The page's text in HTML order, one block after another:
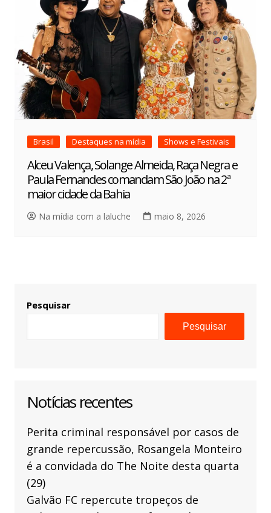
Brasil Destaques na mídia Shows e Festivais
Alceu Valença, Solange Almeida, Raça Negra e
Paula Fernandes comandam São João na 2ª
maior cidade da Bahia
Na mídia com a laluche maio 8, 2026
Pesquisar
Pesquisar
Notícias recentes
Perita criminal responsável por casos de
grande repercussão, Rosangela Monteiro
é a convidada do The Noite desta quarta
(29)
Galvão FC repercute tropeços de